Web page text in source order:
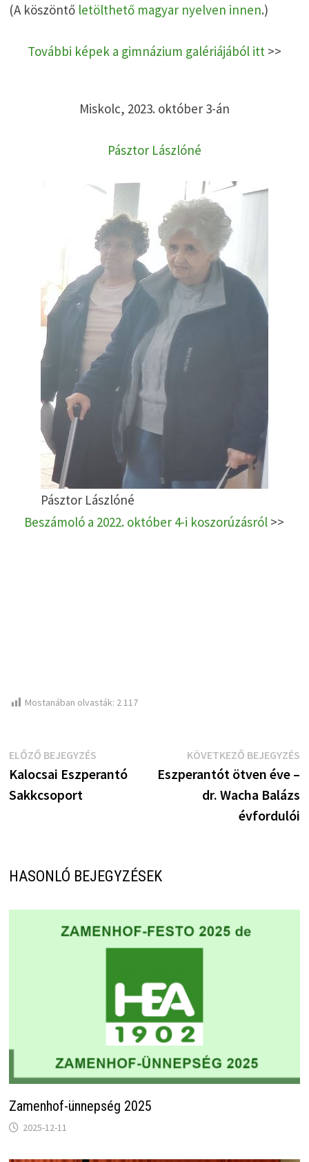
(A köszöntő letölthető magyar nyelven innen.)
További képek a gimnázium galériájából itt>>
Miskolc, 2023. október 3-án
Pásztor Lászlóné
Pásztor Lászlóné
Beszámoló a 2022. október 4-i koszorúzásról >>
Mostanában olvasták: 2 117
Bejegyzés
navigáció
ELŐZŐ BEJEGYZÉSElőző
bejegyzés:
Kalocsai Eszperantó
Sakkcsoport
KÖVETKEZŐ BEJEGYZÉS
Eszperantót ötven éve –
dr. Wacha Balázs
évfordulói
HASONLÓ BEJEGYZÉSEK
Zamenhof-ünnepség 2025
2025-12-11